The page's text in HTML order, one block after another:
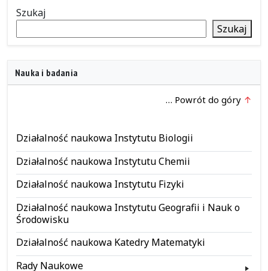
Szukaj
Szukaj
Nauka i badania
… Powrót do góry
Działalność naukowa Instytutu Biologii
Działalność naukowa Instytutu Chemii
Działalność naukowa Instytutu Fizyki
Działalność naukowa Instytutu Geografii i Nauk o
Środowisku
Działalność naukowa Katedry Matematyki
Rady Naukowe